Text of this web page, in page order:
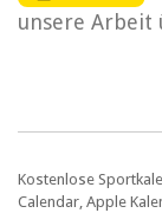
unsere Arbeit
Kostenlose
Calendar, Apple